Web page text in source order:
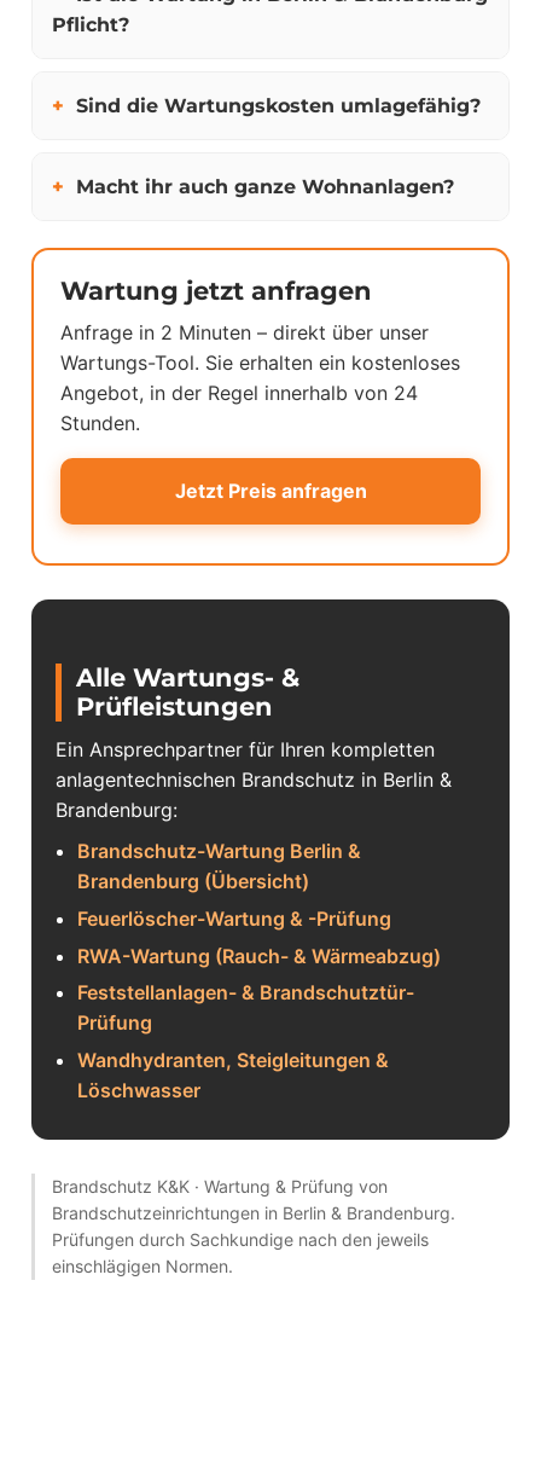
Pflicht?
Sind die Wartungskosten umlagefähig?
Macht ihr auch ganze Wohnanlagen?
Wartung jetzt anfragen
Anfrage in 2 Minuten – direkt über unser
Wartungs-Tool. Sie erhalten ein kostenloses
Angebot, in der Regel innerhalb von 24
Stunden.
Jetzt Preis anfragen
Alle Wartungs- &
Prüfleistungen
Ein Ansprechpartner für Ihren kompletten
anlagentechnischen Brandschutz in Berlin &
Brandenburg:
Brandschutz-Wartung Berlin &
Brandenburg (Übersicht)
Feuerlöscher-Wartung & -Prüfung
RWA-Wartung (Rauch- & Wärmeabzug)
Feststellanlagen- & Brandschutztür-
Prüfung
Wandhydranten, Steigleitungen &
Löschwasser
Brandschutz K&K · Wartung & Prüfung von
Brandschutzeinrichtungen in Berlin & Brandenburg.
Prüfungen durch Sachkundige nach den jeweils
einschlägigen Normen.